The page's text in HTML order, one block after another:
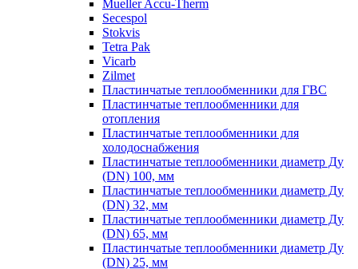
Mueller Accu-Therm
Secespol
Stokvis
Tetra Pak
Vicarb
Zilmet
Пластинчатые теплообменники для ГВС
Пластинчатые теплообменники для
отопления
Пластинчатые теплообменники для
холодоснабжения
Пластинчатые теплообменники диаметр Ду
(DN) 100, мм
Пластинчатые теплообменники диаметр Ду
(DN) 32, мм
Пластинчатые теплообменники диаметр Ду
(DN) 65, мм
Пластинчатые теплообменники диаметр Ду
(DN) 25, мм